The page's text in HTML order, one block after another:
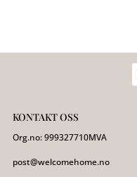
KONTAKT OSS
Org.no:999327710MVA
post@welcomehome.no